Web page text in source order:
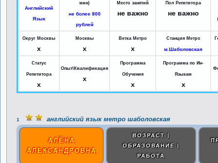
Английский
Язык
мин)
не более 800
рублей
Место занятий
не важно
Пол Репетитора
не важно
Округ Москвы
x
Москвы
x
Ветка Метро
x
Станция Метро
м.Шаболовская
Статус
Репетитора
x
Опыт\Квалификация
x
Программа
Обучения
x
Программа по Ин-
Языкам
x
1 английский язык метро шаболовская
АЛЁНА
АЛЕКСАНДРОВНА
ВОЗРАСТ |
ОБРАЗОВАНИЕ |
РАБОТА